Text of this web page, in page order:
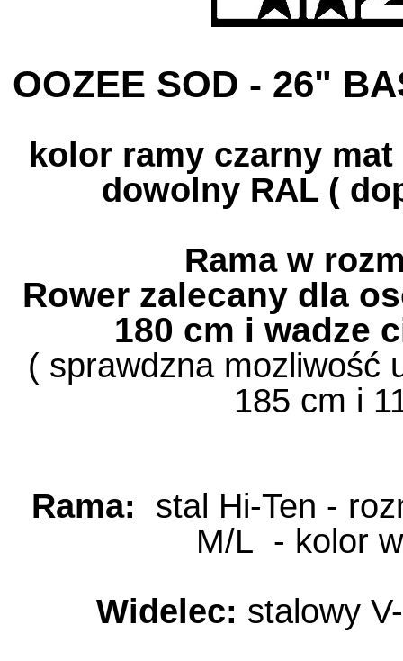
OOZEE SOD - 26"
kolor ramy czarny mat
dowolny RAL (
Rama w
Rower zalecany dla
180 cm i wadze
( sprawdzna mozliwość
185 cm i
Rama: stal Hi-Ten -
M/L - kolor
Widelec: stalowy